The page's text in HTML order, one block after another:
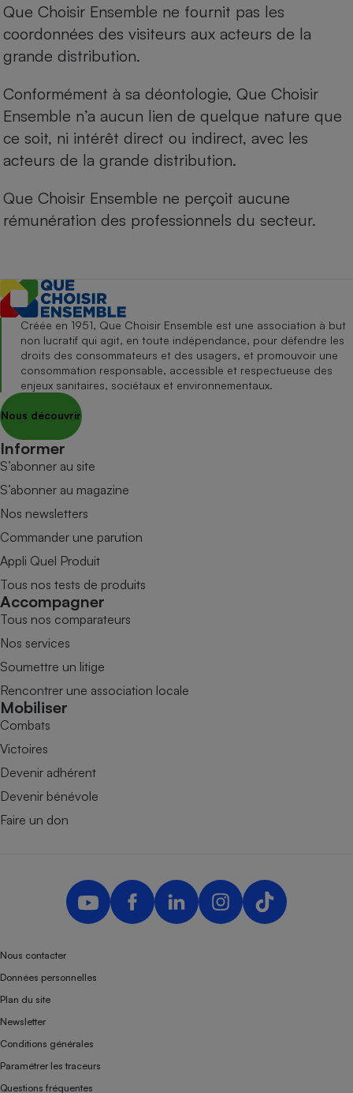
Que Choisir Ensemble ne fournit pas les
coordonnées des visiteurs aux acteurs de la
grande distribution.
Conformément à sa déontologie, Que Choisir
Ensemble n’a aucun lien de quelque nature que
ce soit, ni intérêt direct ou indirect, avec les
acteurs de la grande distribution.
Que Choisir Ensemble ne perçoit aucune
rémunération des professionnels du secteur.
Créée en 1951, Que Choisir Ensemble est une association à but
non lucratif qui agit, en toute indépendance, pour défendre les
droits des consommateurs et des usagers, et promouvoir une
consommation responsable, accessible et respectueuse des
enjeux sanitaires, sociétaux et environnementaux.
Nous découvrir
Informer
S’abonner au site
S’abonner au magazine
Nos newsletters
Commander une parution
Appli Quel Produit
Tous nos tests de produits
Accompagner
Tous nos comparateurs
Nos services
Soumettre un litige
Rencontrer une association locale
Mobiliser
Combats
Victoires
Devenir adhérent
Devenir bénévole
Faire un don
Nous contacter
Données personnelles
Plan du site
Newsletter
Conditions générales
Paramétrer les traceurs
Questions fréquentes